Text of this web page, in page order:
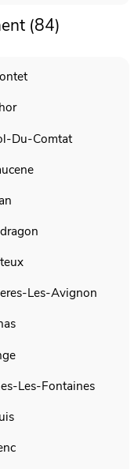
(84)
Du-Comtat
Les-Avignon
Les-Fontaines